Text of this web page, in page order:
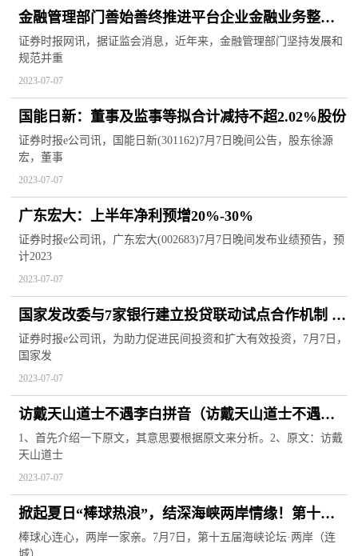
金融管理部门善始善终推进平台企业金融业务整改
着力提升平台企业常态化金融监管水平
证券时报网讯，据证监会消息，近年来，金融管理部门坚持发展和
规范并重
2023-07-07
国能日新：董事及监事等拟合计减持不超2.02%股份
证券时报e公司讯，国能日新(301162)7月7日晚间公告，股东徐源
宏，董事
2023-07-07
广东宏大：上半年净利预增20%-30%
证券时报e公司讯，广东宏大(002683)7月7日晚间发布业绩预告，预
计2023
2023-07-07
国家发改委与7家银行建立投贷联动试点合作机制 助
力促进民间投资和扩大有效投资
证券时报e公司讯，为助力促进民间投资和扩大有效投资，7月7日，
国家发
2023-07-07
访戴天山道士不遇李白拼音（访戴天山道士不遇李
白）
1、首先介绍一下原文，其意思要根据原文来分析。2、原文：访戴
天山道士
2023-07-07
掀起夏日“棒球热浪”，结深海峡两岸情缘！第十五
届海峡论坛·两岸棒球文化节在福建连城开幕
棒球心连心，两岸一家亲。7月7日，第十五届海峡论坛·两岸（连